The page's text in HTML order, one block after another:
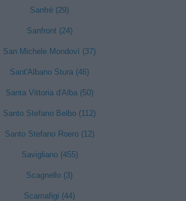
Sanfrè (29)
Sanfront (24)
San Michele Mondovì (37)
Sant'Albano Stura (46)
Santa Vittoria d'Alba (50)
Santo Stefano Belbo (112)
Santo Stefano Roero (12)
Savigliano (455)
Scagnello (3)
Scarnafigi (44)